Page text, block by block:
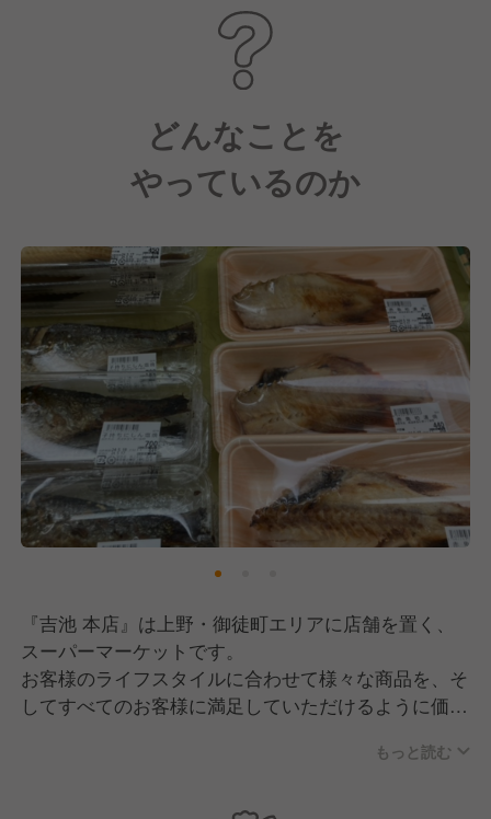
どんなことを
やっているのか
『吉池 本店』は上野・御徒町エリアに店舗を置く、
スーパーマーケットです。
お客様のライフスタイルに合わせて様々な商品を、そ
してすべてのお客様に満足していただけるように価格
もっと読む